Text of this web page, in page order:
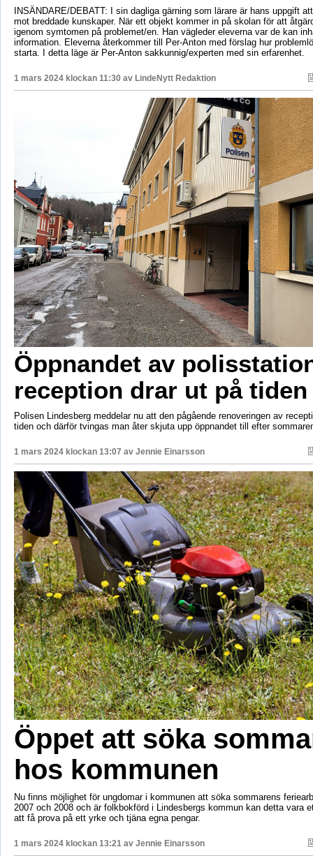
INSÄNDARE/DEBATT: I sin dagliga gärning som lärare är hans uppgift
mot breddade kunskaper. När ett objekt kommer in på skolan för att
igenom symtomen på problemet/en. Han vägleder eleverna var de kan
information. Eleverna återkommer till Per-Anton med förslag hur
starta. I detta läge är Per-Anton sakkunnig/experten med sin erfarenhet.
1 mars 2024 klockan 11:30 av LindeNytt Redaktion
Öppnandet av
reception drar ut på tiden
Polisen Lindesberg meddelar nu att den pågående renoveringen av
tiden och därför tvingas man åter skjuta upp öppnandet till efter
1 mars 2024 klockan 13:07 av Jennie Einarsson
Öppet att söka
hos kommunen
Nu finns möjlighet för ungdomar i kommunen att söka sommarens
2007 och 2008 och är folkbokförd i Lindesbergs kommun kan detta vara
att få prova på ett yrke och tjäna egna pengar.
1 mars 2024 klockan 13:21 av Jennie Einarsson